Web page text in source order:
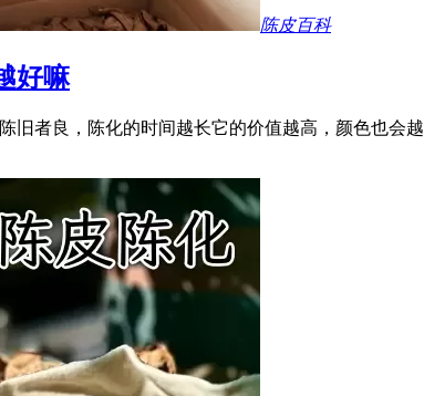
陈皮百科
好嘛
旧者良，陈化的时间越长它的价值越高，颜色也会